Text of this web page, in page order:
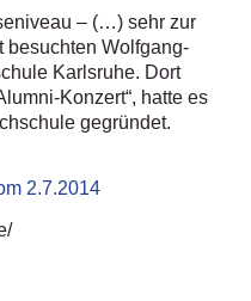
– (…) sehr zur
besuchten Wolfgang-
Karlsruhe. Dort
Konzert“, hatte es
gegründet.
2.7.2014